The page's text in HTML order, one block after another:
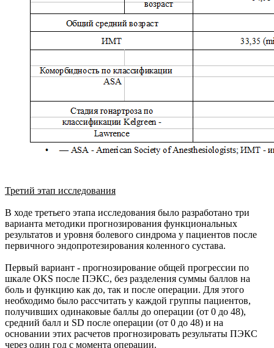
Третий этап исследования
В ходе третьего этапа исследования было разработано три
варианта методики прогнозирования функциональных
результатов и уровня болевого синдрома у пациентов после
первичного эндопротезирования коленного сустава.
Первый вариант - прогнозирование общей прогрессии по
шкале OKS после ПЭКС, без разделения суммы баллов на
боль и функцию как до, так и после операции. Для этого
необходимо было рассчитать у каждой группы пациентов,
получивших одинаковые баллы до операции (от 0 до 48),
средний балл и SD после операции (от 0 до 48) и на
основании этих расчетов прогнозировать результаты ПЭКС
через один год с момента операции.